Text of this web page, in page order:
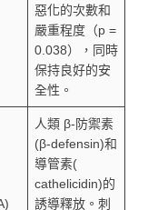
惡化的次數和
嚴重程度（p =
0.038），同時
保持良好的安
全性。
人類 β-防禦素
(β-defensin)和
導管素(
cathelicidin)的
誘導釋放。刺